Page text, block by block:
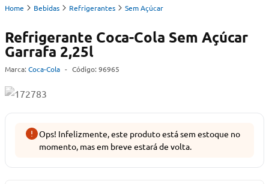
Home Bebidas Refrigerantes Sem Açúcar
Refrigerante Coca-Cola Sem Açúcar
Garrafa 2,25l
Marca: Coca-Cola - Código: 96965
Ops! Infelizmente, este produto está sem estoque no
momento, mas em breve estará de volta.